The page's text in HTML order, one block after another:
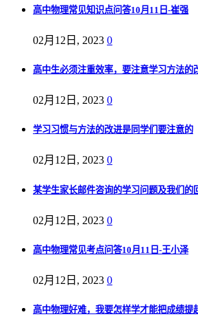
高中物理常见知识点问答10月11日-崔强
02月12日, 2023 0
高中生必须注重效率，要注意学习方法的
02月12日, 2023 0
学习习惯与方法的改进是同学们要注意的
02月12日, 2023 0
某学生家长邮件咨询的学习问题及我们的
02月12日, 2023 0
高中物理常见考点问答10月11日-王小泽
02月12日, 2023 0
高中物理好难，我要怎样学才能把成绩提